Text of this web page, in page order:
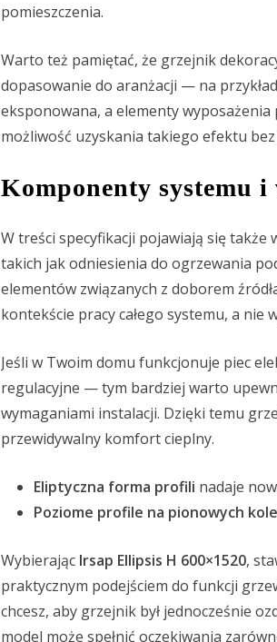
pomieszczenia.
Warto też pamiętać, że grzejnik
dopasowanie do aranżacji — na
eksponowana, a elementy
możliwość uzyskania takiego efektu
Komponenty systemu
W treści specyfikacji pojawiają się
takich jak odniesienia do ogrzewania
elementów związanych z doborem
kontekście pracy całego systemu, a nie
Jeśli w Twoim domu funkcjonuje piec
regulacyjne — tym bardziej warto
wymaganiami instalacji. Dzięki temu
przewidywalny komfort cieplny.
Eliptyczna forma profili nadaje
Poziome profile na pionowych
Wybierając Irsap Ellipsis H 600×1520,
praktycznym podejściem do funkcji
chcesz, aby grzejnik był jednocześnie
model może spełnić oczekiwania